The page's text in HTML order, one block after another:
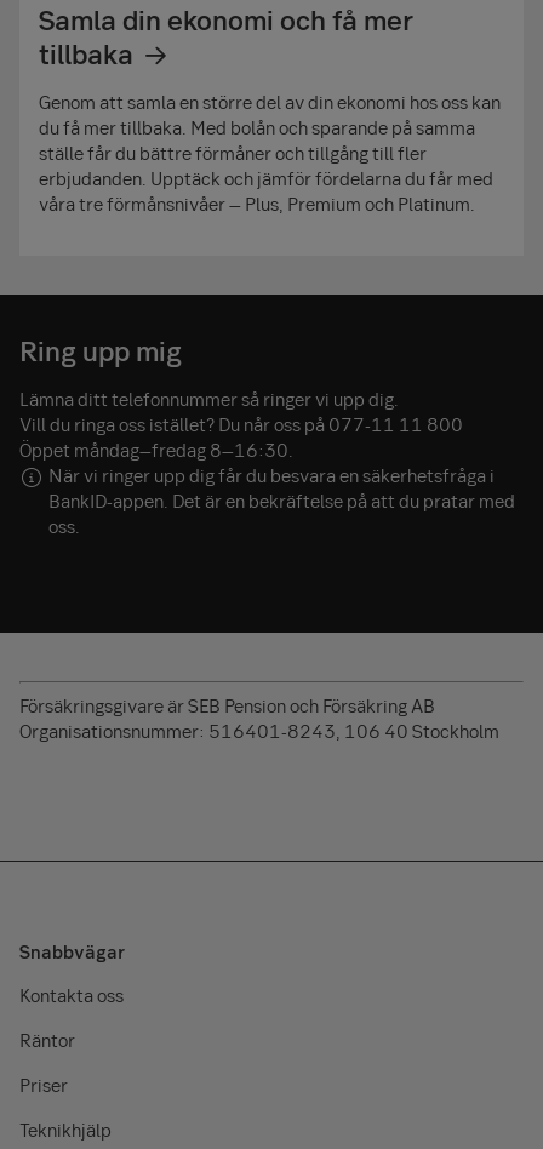
Samla din ekonomi och få mer
tillbaka
Genom att samla en större del av din ekonomi hos oss kan
du få mer tillbaka. Med bolån och sparande på samma
ställe får du bättre förmåner och tillgång till fler
erbjudanden. Upptäck och jämför fördelarna du får med
våra tre förmånsnivåer – Plus, Premium och Platinum.
Ring upp mig
Lämna ditt telefonnummer så ringer vi upp dig.
Vill du ringa oss istället? Du når oss på 077-11 11 800
Öppet måndag–fredag 8–16:30.
När vi ringer upp dig får du besvara en säkerhetsfråga i
BankID-appen. Det är en bekräftelse på att du pratar med
oss.
Försäkringsgivare är SEB Pension och Försäkring AB
Organisationsnummer: 516401-8243, 106 40 Stockholm
Snabbvägar
Kontakta oss
Räntor
Priser
Teknikhjälp